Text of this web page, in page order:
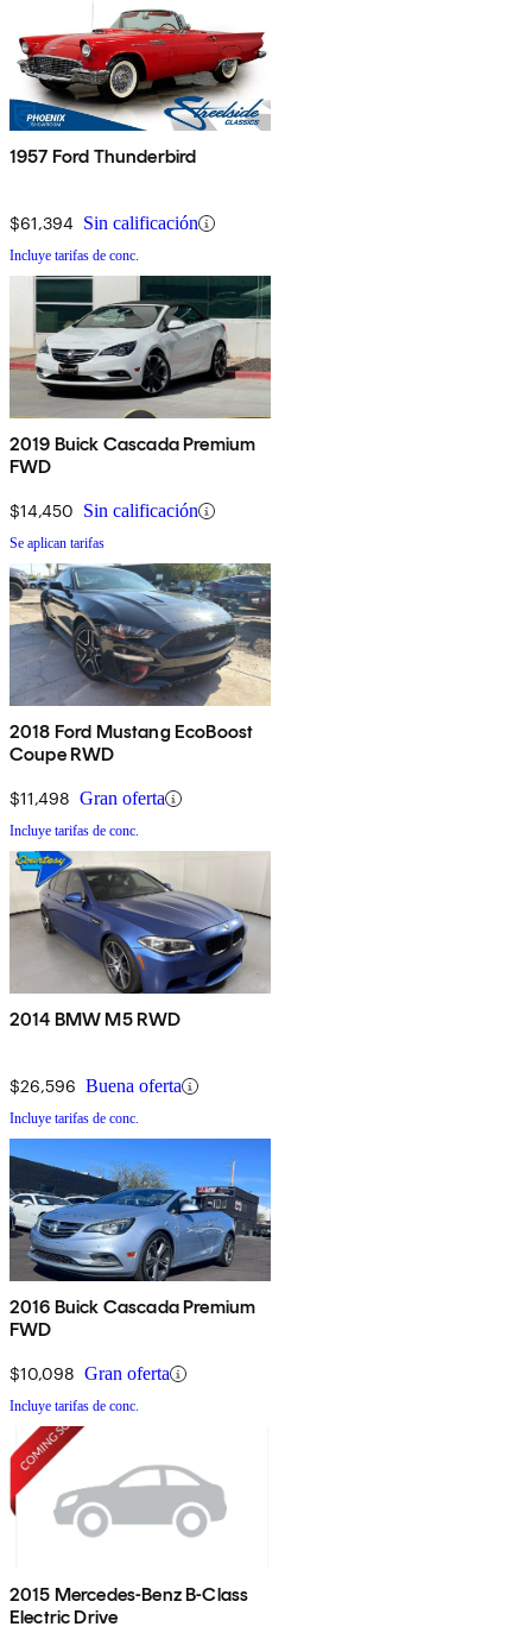
1957 Ford Thunderbird
$61,394 Sin calificación
Incluye tarifas de conc.
2019 Buick Cascada Premium
FWD
$14,450 Sin calificación
Se aplican tarifas
2018 Ford Mustang EcoBoost
Coupe RWD
$11,498 Gran oferta
Incluye tarifas de conc.
2014 BMW M5 RWD
$26,596 Buena oferta
Incluye tarifas de conc.
2016 Buick Cascada Premium
FWD
$10,098 Gran oferta
Incluye tarifas de conc.
2015 Mercedes-Benz B-Class
Electric Drive